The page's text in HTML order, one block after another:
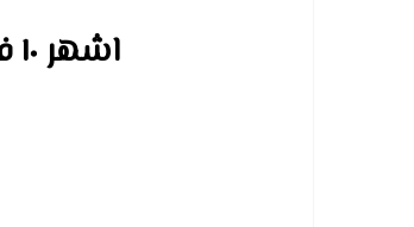
اشهر ١٠ فواكة مجففة يمكن استيرادها من تركيا